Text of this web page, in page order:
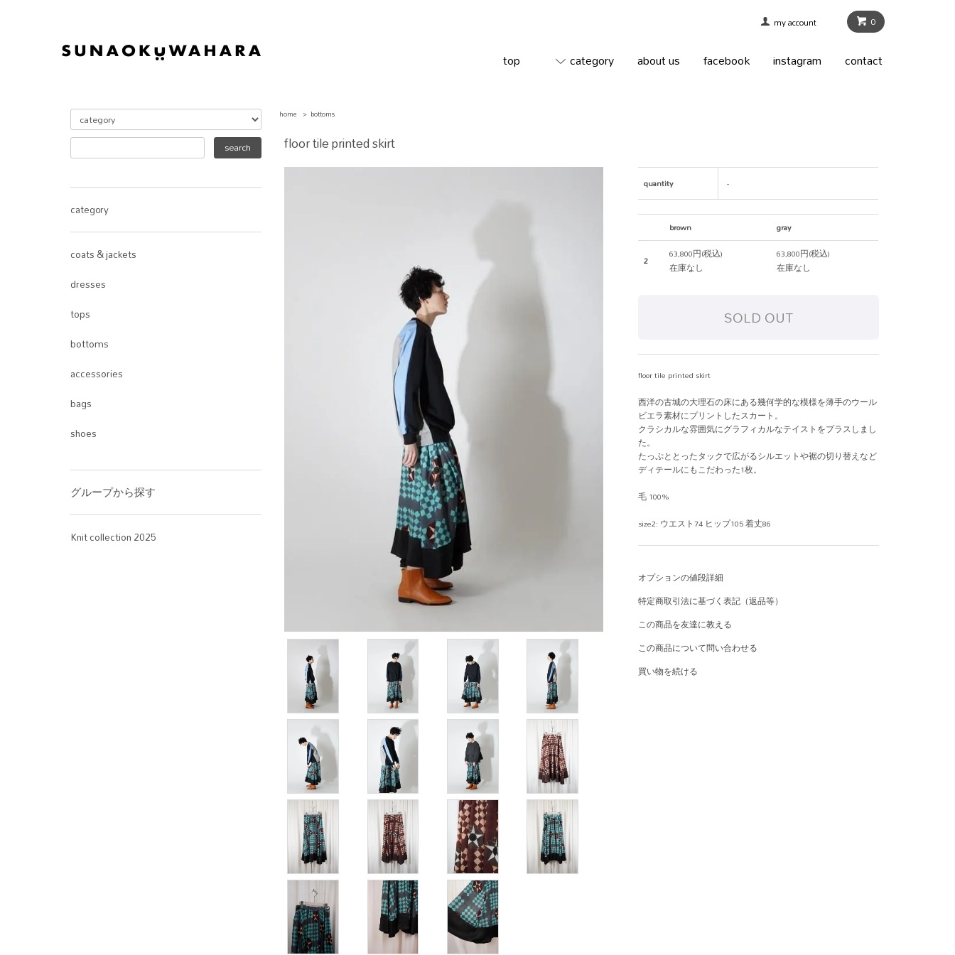
0
my account
top category about us facebook instagram contact
home > bottoms
floor tile printed skirt
quantity -
brown gray
2
63,800円(税込)
在庫なし
63,800円(税込)
在庫なし
floor tile printed skirt
西洋の古城の大理石の床にある幾何学的な模様を薄手のウール
ビエラ素材にプリントしたスカート。
クラシカルな雰囲気にグラフィカルなテイストをプラスしまし
た。
たっぷととったタックで広がるシルエットや裾の切り替えなど
ディテールにもこだわった1枚。
毛 100%
size2: ウエスト74 ヒップ105 着丈86
オプションの値段詳細
特定商取引法に基づく表記（返品等）
この商品を友達に教える
この商品について問い合わせる
買い物を続ける
category
coats & jackets
dresses
tops
bottoms
accessories
bags
shoes
グループから探す
Knit collection 2025